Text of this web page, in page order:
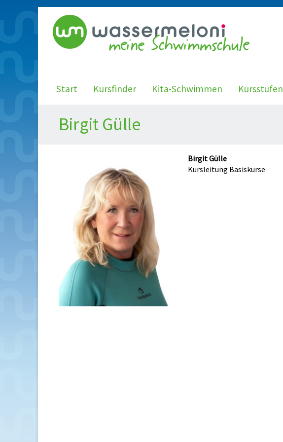
Start Kursfinder Kita-Schwimmen Kursstufen
Birgit Gülle
Birgit Gülle
Kursleitung Basiskurse